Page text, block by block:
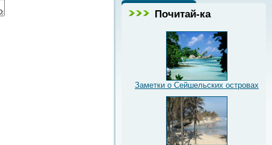
Почитай-ка
Заметки о Сейшельских островах